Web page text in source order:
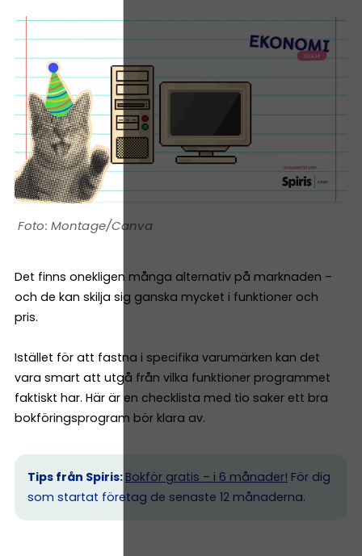
Montage/Canva
Det finns onekligen många alternativ på marknaden –
och de kan skilja sig ganska mycket i funktioner och
pris.
Istället för att fastna i specifika varumärken kan det
vara smart att utgå från vilka funktioner programmet
faktiskt har. Här är en checklista med tio saker ett bra
bokföringsprogram bör klara av.
Tips från Spiris: Bokför gratis – i 6 månader! För dig
som startat företag de senaste 12 månaderna.